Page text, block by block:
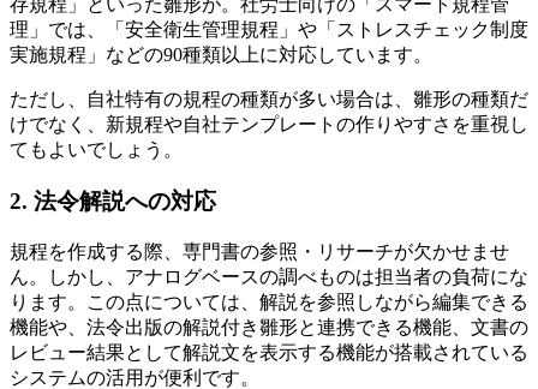
存規程」といった雛形が。社労士向けの「スマート規程管
理」では、「安全衛生管理規程」や「ストレスチェック制度
実施規程」などの90種類以上に対応しています。
ただし、自社特有の規程の種類が多い場合は、雛形の種類だ
けでなく、新規程や自社テンプレートの作りやすさを重視し
てもよいでしょう。
2. 法令解説への対応
規程を作成する際、専門書の参照・リサーチが欠かせませ
ん。しかし、アナログベースの調べものは担当者の負荷にな
ります。この点については、解説を参照しながら編集できる
機能や、法令出版の解説付き雛形と連携できる機能、文書の
レビュー結果として解説文を表示する機能が搭載されている
システムの活用が便利です。